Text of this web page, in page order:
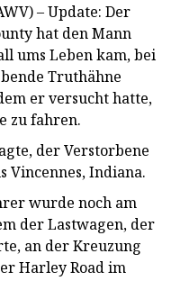
– Update: Der
hat den Mann
ums Leben kam, bei
Truthähne
er versucht hatte,
zu fahren.
der Verstorbene
Vincennes, Indiana.
wurde noch am
der Lastwagen, der
an der Kreuzung
Harley Road im